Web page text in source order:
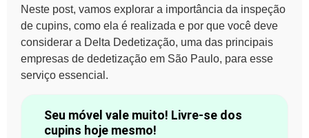
Neste post, vamos explorar a importância da inspeção
de cupins, como ela é realizada e por que você deve
considerar a Delta Dedetização, uma das principais
empresas de dedetização em São Paulo, para esse
serviço essencial.
Seu móvel vale muito! Livre-se dos
cupins hoje mesmo!